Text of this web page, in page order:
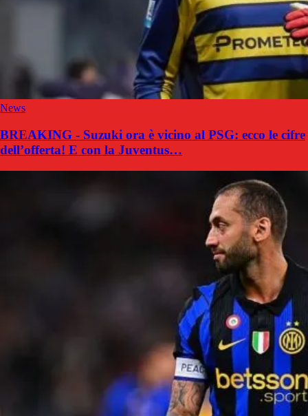
News
BREAKING - Suzuki ora è vicino al PSG: ecco le cifre
dell’offerta! E con la Juventus…